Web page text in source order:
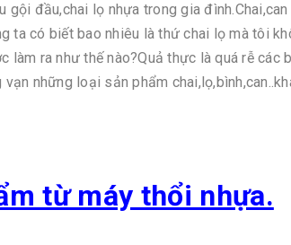
gội đầu,chai lọ nhựa trong gia
ta có biết bao nhiêu là thứ chai lọ mà tôi
ra như thế nào?Quả thực là quá rễ các
những loại sản phẩm
từ máy thổi nhựa.